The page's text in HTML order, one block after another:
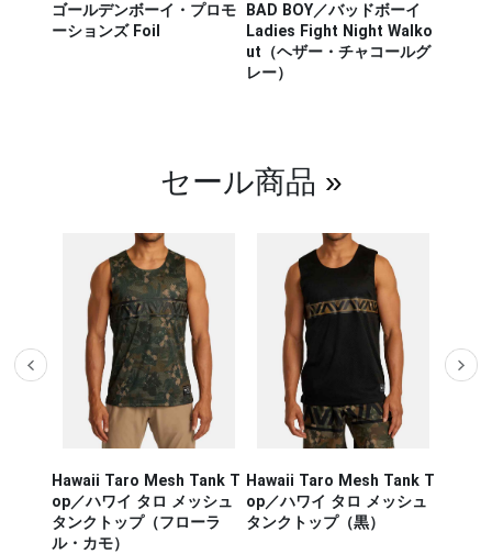
ゴールデンボーイ・プロモ
ーションズ Foil
BAD BOY／バッドボーイ
Ladies Fight Night Walko
ut（ヘザー・チャコールグ
レー）
セール商品 »
Hawaii Taro Mesh Tank T
op／ハワイ タロ メッシュ
タンクトップ（フローラ
ル・カモ）
Hawaii Taro Mesh Tank T
op／ハワイ タロ メッシュ
タンクトップ（黒）